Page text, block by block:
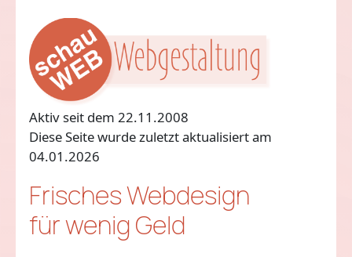
Aktiv seit dem 22.11.2008
Diese Seite wurde zuletzt aktualisiert am
04.01.2026
Frisches Webdesign
für wenig Geld